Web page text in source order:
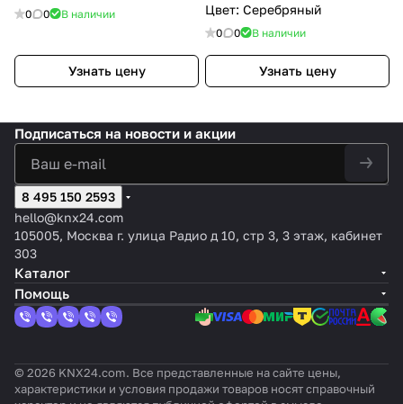
0 0 В наличии
Узнать цену
Цвет: Серебряный
0 0 В наличии
Узнать цену
Подписаться на новости и акции
8 495 150 2593
hello@knx24.com
105005, Москва г. улица Радио д 10, стр 3, 3 этаж, кабинет
303
Каталог
Помощь
© 2026 KNX24.com. Все представленные на сайте цены,
характеристики и условия продажи товаров носят справочный